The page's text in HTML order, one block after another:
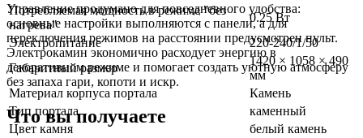
Управление продумано для повседневного удобства:
основные настройки выполняются с панели, а для
переключения режимов на расстоянии предусмотрен пульт.
Электрокамин экономично расходует энергию в
декоративном режиме и помогает создать уютную атмосферу
без запаха гари, копоти и искр.
Что вы получаете
Потребляемая мощность в режиме "без
нагрева"
0.25 Вт
Электропитание
220-240/1/50
Габаритный размер
1420 × 1058 × 490
мм
Материал корпуса портала
Камень
Тип портала
каменный
Цвет камня
белый камень